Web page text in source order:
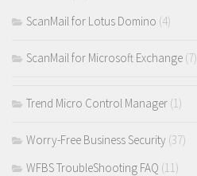
ScanMail for Lotus Domino (4)
ScanMail for Microsoft Exchange (7)
Trend Micro Control Manager (1)
Worry-Free Business Security (37)
WFBS TroubleShooting FAQ (11)